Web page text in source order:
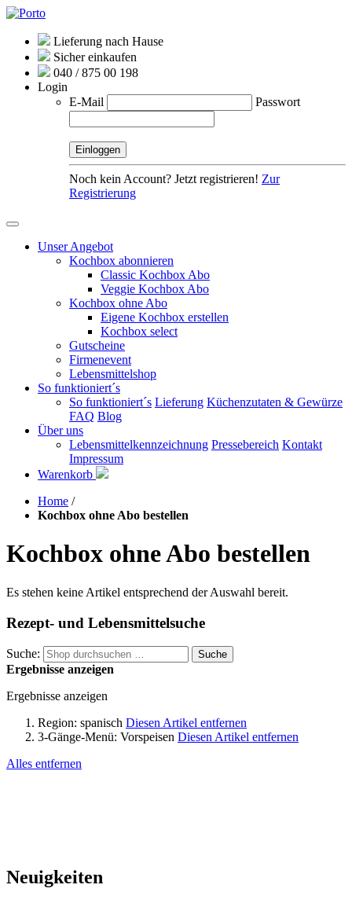
Lieferung nach Hause
Sicher einkaufen
040 / 875 00 198
Login
E-Mail
Passwort
Noch kein Account? Jetzt registrieren! Zur
Registrierung
Unser Angebot
Kochbox abonnieren
Classic Kochbox Abo
Veggie Kochbox Abo
Kochbox ohne Abo
Eigene Kochbox erstellen
Kochbox select
Gutscheine
Firmenevent
Lebensmittelshop
So funktioniert´s
So funktioniert´s Lieferung Küchenzutaten & Gewürze
FAQ Blog
Über uns
Lebensmittelkennzeichnung Pressebereich Kontakt
Impressum
Warenkorb
Home /
Kochbox ohne Abo bestellen
Kochbox ohne Abo bestellen
Es stehen keine Artikel entsprechend der Auswahl bereit.
Rezept- und Lebensmittelsuche
Suche: Suche
Ergebnisse anzeigen
Ergebnisse anzeigen
Region: spanisch Diesen Artikel entfernen
3-Gänge-Menü: Vorspeisen Diesen Artikel entfernen
Alles entfernen
Neuigkeiten